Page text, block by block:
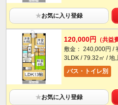
★お気に入り登録
120,000円 （共益
敷金： 240,000円 /
3LDK / 79.32㎡ / 地
バス・トイレ別
★お気に入り登録